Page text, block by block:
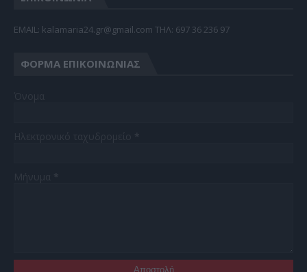
EMAIL: kalamaria24.gr@gmail.com TΗΛ: 697 36 236 97
ΦΌΡΜΑ ΕΠΙΚΟΙΝΩΝΊΑΣ